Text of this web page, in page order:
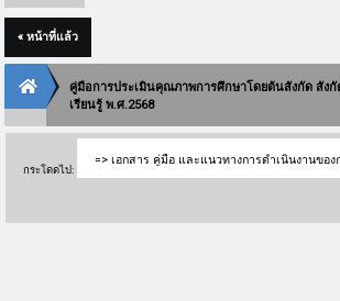
« หน้าที่แล้ว
คู่มือการประเมินคุณภาพการศึกษาโดยต้นสังกัด สังกั
เรียนรู้ พ.ศ.2568
กระโดดไป: